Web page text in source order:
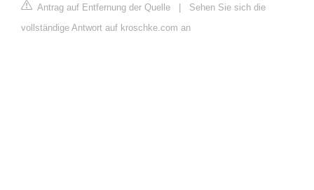
Antrag auf Entfernung der Quelle | Sehen Sie sich die
vollständige Antwort auf kroschke.com an